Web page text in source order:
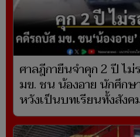
ศาลฎีกายืนจำคุก 2 ปี ไ
มข. ชน น้องอาย นักศึก
หวังเป็นบทเรียนทั้งสังค